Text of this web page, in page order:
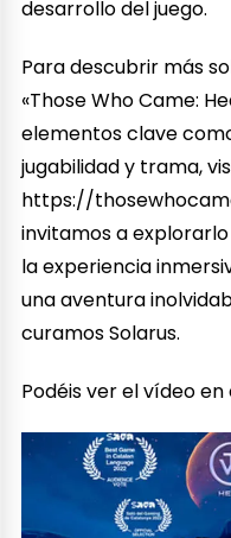
desarrollo del juego.
Para descubrir más
«Those Who Came:
elementos clave
jugabilidad y trama,
https://
invitamos a
la experiencia
una aventura
curamos Solarus.
Podéis ver el vídeo en